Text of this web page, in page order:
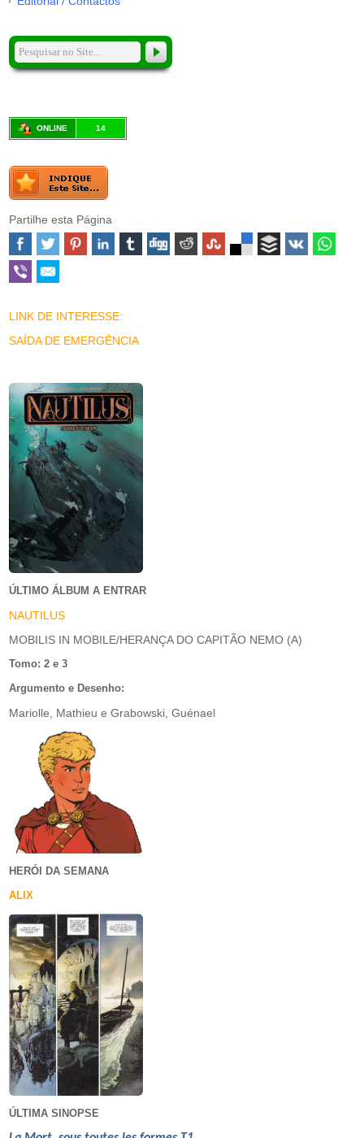
ONLINE 14
Partilhe esta Página
LINK DE INTERESSE:
SAÍDA DE EMERGÊNCIA
ÚLTIMO ÁLBUM A ENTRAR
NAUTILUS
MOBILIS IN MOBILE/HERANÇA DO CAPITÃO NEMO (A)
Tomo: 2 e 3
Argumento e Desenho:
Mariolle, Mathieu e Grabowski, Guénael
HERÓI DA SEMANA
ALIX
ÚLTIMA SINOPSE